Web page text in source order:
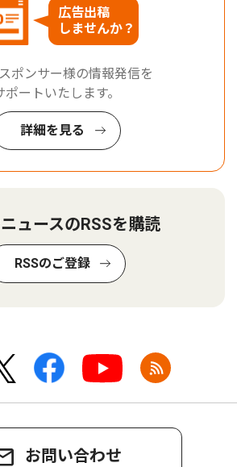
広告出稿
しませんか？
ポンサー様の情報発信を
ポートいたします。
詳細を見る
ュースのRSSを購読
RSSのご登録
お問い合わせ